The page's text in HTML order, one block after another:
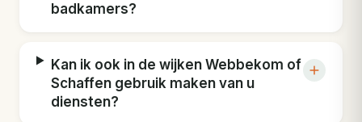
badkamers?
Kan ik ook in de wijken Webbekom of
Schaffen gebruik maken van u
diensten?